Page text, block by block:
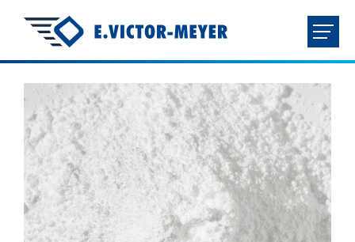
ACCUEIL
ENTREPRISE
PRODUITS
FR NL EN DE